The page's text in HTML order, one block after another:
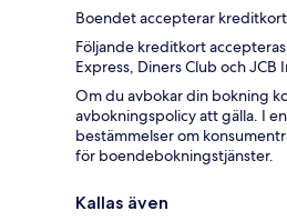
Boendet accepterar
Följande kreditkort
Express, Diners Club och JCB
Om du avbokar din bokning
avbokningspolicy att gälla. I
bestämmelser om
för boendebokningstjänster.
Kallas även